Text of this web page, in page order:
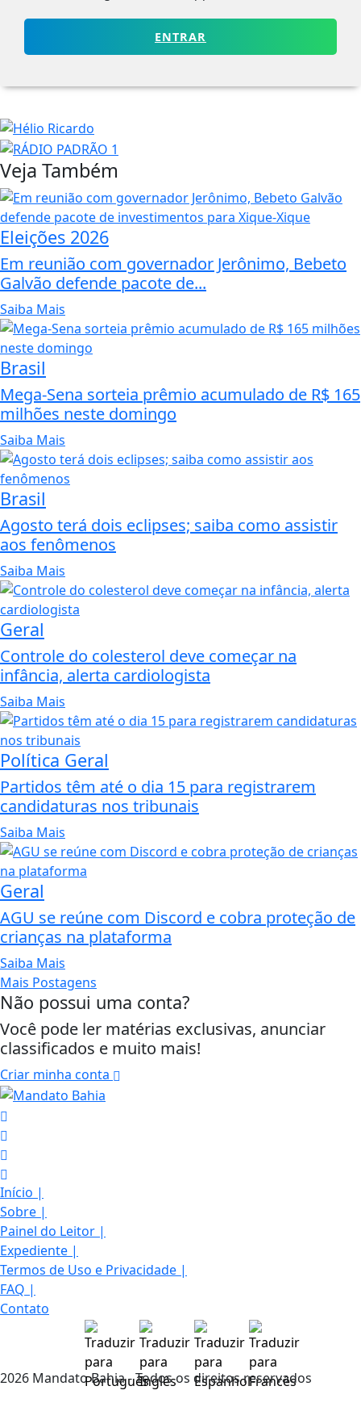
ENTRAR
Veja Também
Eleições 2026
Em reunião com governador Jerônimo, Bebeto
Galvão defende pacote de...
Saiba Mais
Brasil
Mega-Sena sorteia prêmio acumulado de R$ 165
milhões neste domingo
Saiba Mais
Brasil
Agosto terá dois eclipses; saiba como assistir
aos fenômenos
Saiba Mais
Geral
Controle do colesterol deve começar na
infância, alerta cardiologista
Saiba Mais
Política Geral
Partidos têm até o dia 15 para registrarem
candidaturas nos tribunais
Saiba Mais
Geral
AGU se reúne com Discord e cobra proteção de
crianças na plataforma
Saiba Mais
Mais Postagens
Não possui uma conta?
Você pode ler matérias exclusivas, anunciar
classificados e muito mais!
Criar minha conta
Início |
Sobre |
Painel do Leitor |
Expediente |
Termos de Uso e Privacidade |
FAQ |
Contato
2026 Mandato Bahia - Todos os direitos reservados
Termos de Uso e Privacidade
Esse site utiliza cookies para melhorar sua